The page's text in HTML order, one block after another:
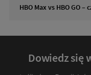
HBO Max vs HBO GO –
Dowiedz się